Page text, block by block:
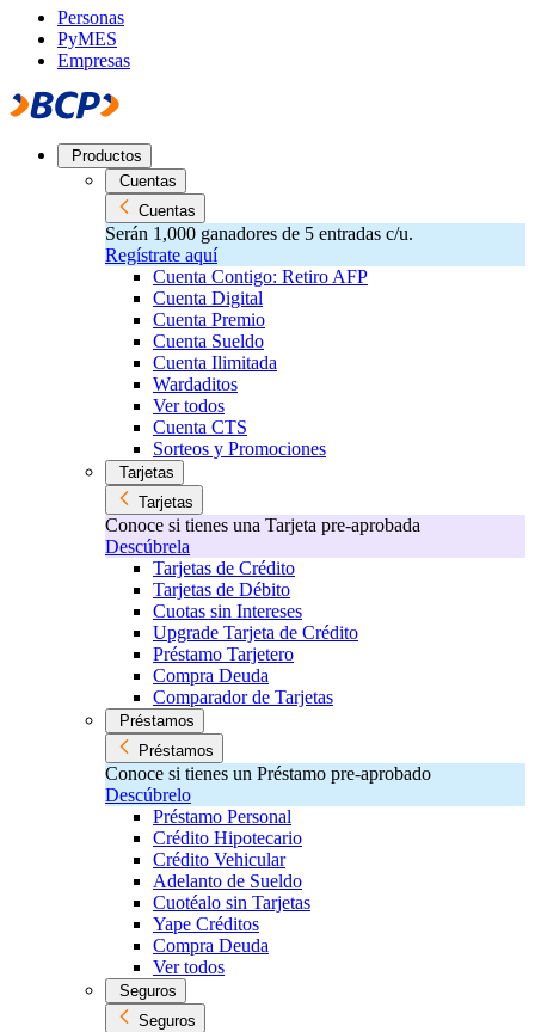
Personas
PyMES
Empresas
Productos
Cuentas
Cuentas
Serán 1,000 ganadores de 5 entradas c/u.
Regístrate aquí
Cuenta Contigo: Retiro AFP
Cuenta Digital
Cuenta Premio
Cuenta Sueldo
Cuenta Ilimitada
Wardaditos
Ver todos
Cuenta CTS
Sorteos y Promociones
Tarjetas
Tarjetas
Conoce si tienes una Tarjeta pre-aprobada
Descúbrela
Tarjetas de Crédito
Tarjetas de Débito
Cuotas sin Intereses
Upgrade Tarjeta de Crédito
Préstamo Tarjetero
Compra Deuda
Comparador de Tarjetas
Préstamos
Préstamos
Conoce si tienes un Préstamo pre-aprobado
Descúbrelo
Préstamo Personal
Crédito Hipotecario
Crédito Vehicular
Adelanto de Sueldo
Cuotéalo sin Tarjetas
Yape Créditos
Compra Deuda
Ver todos
Seguros
Seguros